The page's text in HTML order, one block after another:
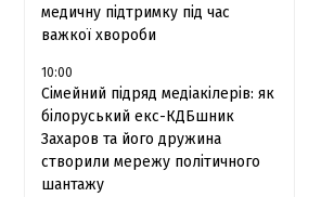
медичну підтримку під час
важкої хвороби
10:00
Сімейний підряд медіакілерів: як
білоруський екс-КДБшник
Захаров та його дружина
створили мережу політичного
шантажу